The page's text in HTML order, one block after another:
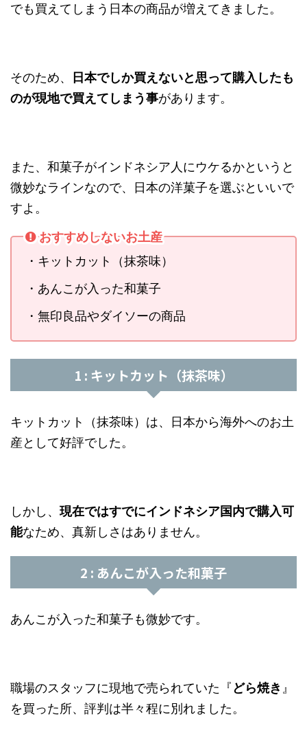
でも買えてしまう日本の商品が増えてきました。
そのため、
日本でしか買えないと思って購入したも
のが現地で買えてしまう事があります。
また、和菓子がインドネシア人にウケるかというと
微妙なラインなので、日本の洋菓子を選ぶといいで
すよ。
おすすめしないお土産
・キットカット（抹茶味）
・あんこが入った和菓子
・無印良品やダイソーの商品
1 : キットカット（抹茶味）
キットカット（抹茶味）は、日本から海外へのお土
産として好評でした。
しかし、 現在ではすでにインドネシア国内で購入可
能なため、真新しさはありません。
2 : あんこが入った和菓子
あんこが入った和菓子も微妙です。
職場のスタッフに現地で売られていた『どら焼き 』
を買った所、評判は半々程に別れました。